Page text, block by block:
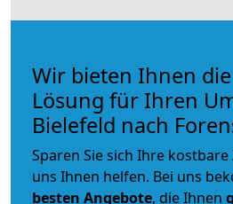
Wir bieten Ihnen
Lösung für Ihren
Bielefeld nach
Sparen Sie sich Ihre kostbare
uns Ihnen helfen. Bei uns
besten Angebote, die Ihnen